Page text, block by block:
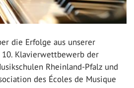
die Erfolge aus unserer
Klavierwettbewerb der
Rheinland-Pfalz und
des Écoles de Musique